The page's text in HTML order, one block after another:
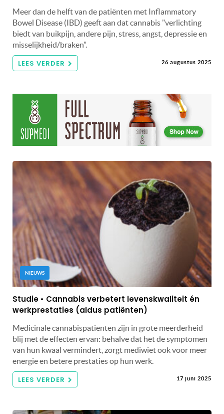
Meer dan de helft van de patiënten met Inflammatory
Bowel Disease (IBD) geeft aan dat cannabis "verlichting
biedt van buikpijn, andere pijn, stress, angst, depressie en
misselijkheid/braken".
LEES VERDER 26 augustus 2025
NIEUWS
Studie • Cannabis verbetert levenskwaliteit én
werkprestaties (aldus patiënten)
Medicinale cannabispatiënten zijn in grote meerderheid
blij met de effecten ervan: behalve dat het de symptomen
van hun kwaal vermindert, zorgt mediwiet ook voor meer
energie en betere prestaties op hun werk.
LEES VERDER 17 juni 2025